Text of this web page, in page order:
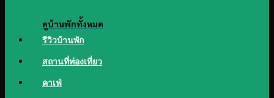
ดูบ้านพักทั้งหมด
รีวิวบ้านพัก
สถานที่ท่องเที่ยว
คาเฟ่